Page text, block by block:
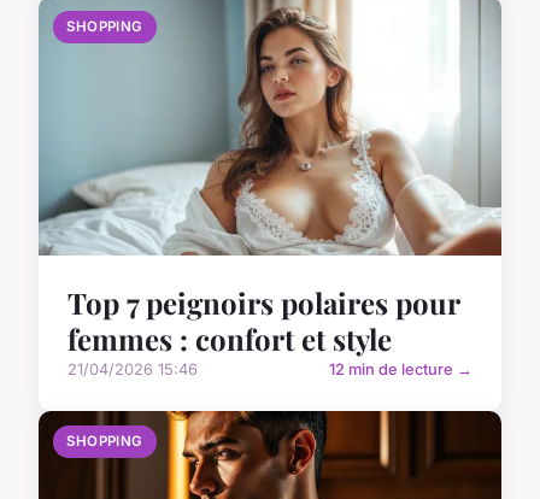
SHOPPING
Top 7 peignoirs polaires pour
femmes : confort et style
21/04/2026 15:46 12 min de lecture →
SHOPPING